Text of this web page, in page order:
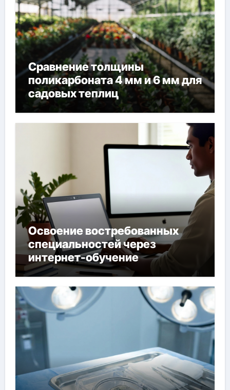
Сравнение толщины
поликарбоната 4 мм и 6 мм для
садовых теплиц
Освоение востребованных
специальностей через
интернет-обучение